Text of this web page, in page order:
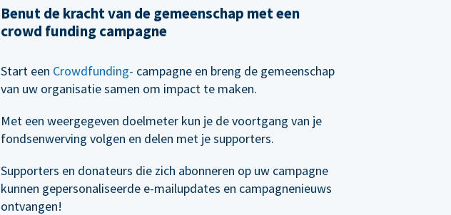
Benut de kracht van de gemeenschap met een
crowd funding campagne
Start een Crowdfunding- campagne en breng de gemeenschap
van uw organisatie samen om impact te maken.
Met een weergegeven doelmeter kun je de voortgang van je
fondsenwerving volgen en delen met je supporters.
Supporters en donateurs die zich abonneren op uw campagne
kunnen gepersonaliseerde e-mailupdates en campagnenieuws
ontvangen!